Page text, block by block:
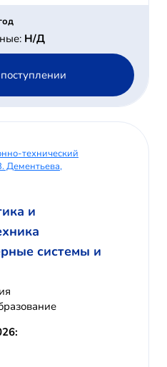
Н/Д
технический
Дементьева,
и
системы и